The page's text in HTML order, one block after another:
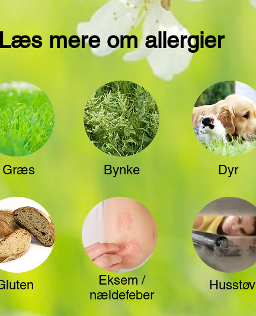
Læs mere om allergier
Græs Bynke
Eksem /
nældefeber
Dyr
Husstøv